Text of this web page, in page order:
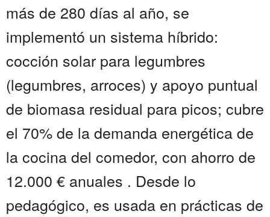
más de 280 días al año, se
implementó un sistema híbrido:
cocción solar para legumbres
(legumbres, arroces) y apoyo puntual
de biomasa residual para picos; cubre
el 70% de la demanda energética de
la cocina del comedor, con ahorro de
12.000 € anuales . Desde lo
pedagógico, es usada en prácticas de